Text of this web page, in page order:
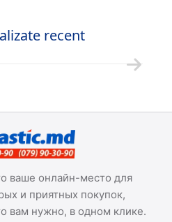
recent
ваше онлайн-место для
и приятных покупок,
вам нужно, в одном клике.